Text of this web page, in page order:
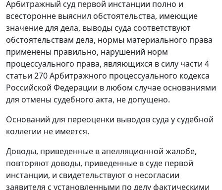
Арбитражный суд первой инстанции полно и
всесторонне выяснил обстоятельства, имеющие
значение для дела, выводы суда соответствуют
обстоятельствам дела, нормы материального права
применены правильно, нарушений норм
процессуального права, являющихся в силу части 4
статьи 270Арбитражного процессуального кодекса
Российской Федерации в любом случае основаниями
для отмены судебного акта, не допущено.
Оснований для переоценки выводов суда у судебной
коллегии не имеется.
Доводы, приведенные в апелляционной жалобе,
повторяют доводы, приведенные в суде первой
инстанции, и свидетельствуют о несогласии
заявителя с установленными по делу фактическими